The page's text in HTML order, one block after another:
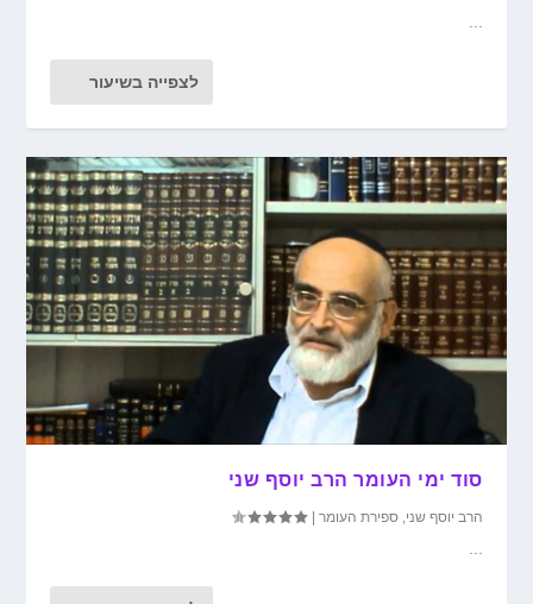
לצפייה בשיעור
סוד ימי העומר הרב יוסף שני
הרב יוסף שני ,ספירת העומר |